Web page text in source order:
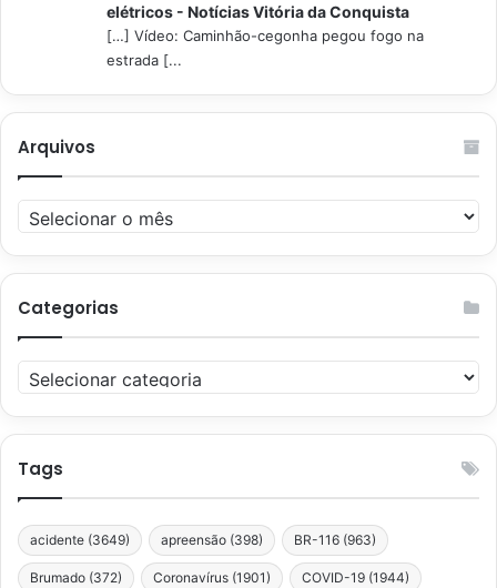
elétricos - Notícias Vitória da Conquista
[…] Vídeo: Caminhão-cegonha pegou fogo na
estrada [...
Arquivos
Arquivos
Categorias
Categorias
Tags
acidente (3649) apreensão (398) BR-116 (963)
Brumado (372) Coronavírus (1901) COVID-19 (1944)